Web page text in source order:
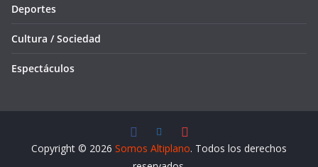
Deportes
Cultura / Sociedad
Espectáculos
Copyright © 2026 Somos Altiplano. Todos los derechos